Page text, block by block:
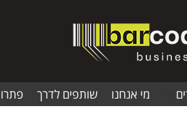
מי אנחנו שותפים לדרך